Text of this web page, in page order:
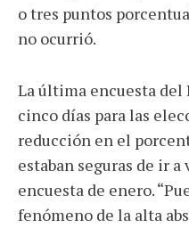
o tres puntos
no ocurrió.
La última encuesta del
cinco días para las
reducción en el
estaban seguras de ir
encuesta de enero.
fenómeno de la alta